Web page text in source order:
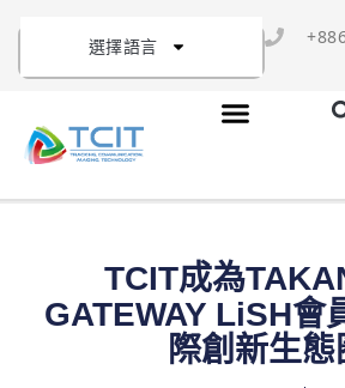
選擇語言
TCIT成為
GATEWAY LiSH會
際創新生態